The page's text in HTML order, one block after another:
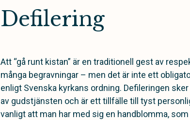
Defilering
Att “gå runt kistan” är en traditionell gest av
många begravningar – men det är inte ett
enligt Svenska kyrkans ordning. Defileringen
av gudstjänsten och är ett tillfälle till tyst
vanligt att man har med sig en handblomma,